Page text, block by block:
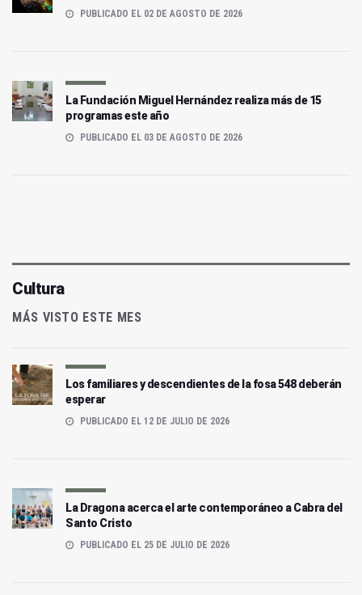
PUBLICADO EL 02 DE AGOSTO DE 2026
La Fundación Miguel Hernández realiza más de 15
programas este año
PUBLICADO EL 03 DE AGOSTO DE 2026
Cultura
MÁS VISTO ESTE MES
Los familiares y descendientes de la fosa 548 deberán
esperar
PUBLICADO EL 12 DE JULIO DE 2026
La Dragona acerca el arte contemporáneo a Cabra del
Santo Cristo
PUBLICADO EL 25 DE JULIO DE 2026